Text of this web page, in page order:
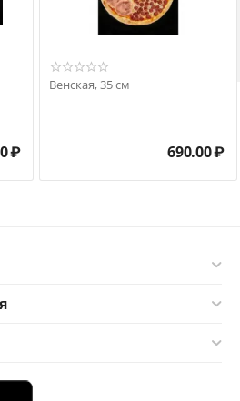
₽
Венская, 35 см
690.00₽